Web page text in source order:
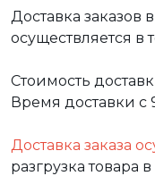
Доставка заказов
осуществляется в
Стоимость
Время доставки с
Доставка заказа
разгрузка товара